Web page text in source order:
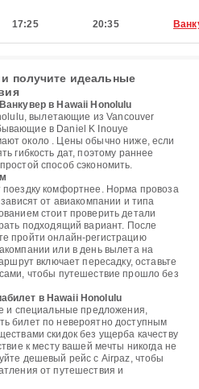
17:25 20:35
получите идеальные
в Hawaii Honolulu
вылетающие из Vancouver
в Daniel K Inouye
около . Цены обычно ниже, если
гибкость дат, поэтому раннее
способ сэкономить.
поездку комфортнее. Норма провоза
от авиакомпании и типа
стоит проверить детали
подходящий вариант. После
пройти онлайн-регистрацию
или в день вылета на
включает пересадку, оставьте
чтобы путешествие прошло без
в Hawaii Honolulu
и специальные предложения,
билет по невероятно доступным
скидок без ущерба качеству
к месту вашей мечты никогда не
дешевый рейс с Airpaz, чтобы
от путешествия и